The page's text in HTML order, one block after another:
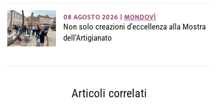
08 AGOSTO 2026 MONDOVÌ
Non solo creazioni d’eccellenza alla Mostra
dell’Artigianato
Articoli correlati